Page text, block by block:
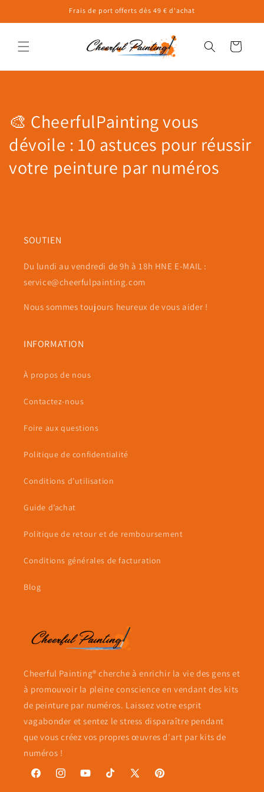
au
Frais de port offerts dès 49 € d'achat
Panier
🎨 CheerfulPainting vous
dévoile : 10 astuces pour réussir
votre peinture par numéros
SOUTIEN
Du lundi au vendredi de 9h à 18h HNE E-MAIL :
service@cheerfulpainting.com
Nous sommes toujours heureux de vous aider !
INFORMATION
À propos de nous
Contactez-nous
Foire aux questions
Politique de confidentialité
Conditions d’utilisation
Guide d’achat
Politique de retour et de remboursement
Conditions générales de facturation
Blog
Cheerful Painting® cherche à enrichir la vie des gens et
à promouvoir la pleine conscience en vendant des kits
de peinture par numéros. Laissez votre esprit
vagabonder et sentez le stress disparaître pendant
que vous créez vos propres œuvres d'art par kits de
numéros !
FacebookInstagramYouTubeTikTok
X
Pinterest